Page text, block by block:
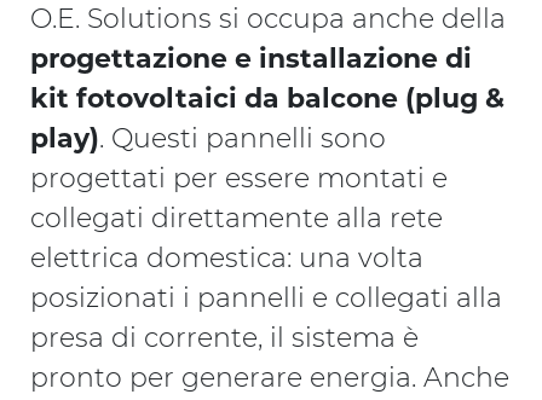
O.E. Solutions si occupa anche della
progettazione e installazione di
kit fotovoltaici da balcone (plug &
play). Questi pannelli sono
progettati per essere montati e
collegati direttamente alla rete
elettrica domestica: una volta
posizionati i pannelli e collegati alla
presa di corrente, il sistema è
pronto per generare energia. Anche